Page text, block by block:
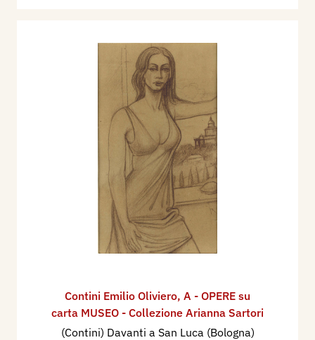
Contini Emilio Oliviero, A - OPERE su
carta MUSEO - Collezione Arianna Sartori
(Contini) Davanti a San Luca (Bologna)